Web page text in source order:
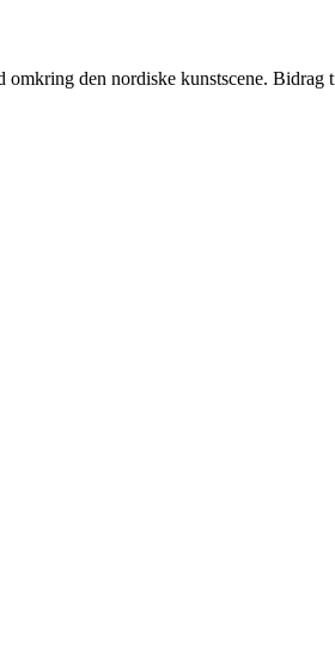
den nordiske kunstscene. Bidrag